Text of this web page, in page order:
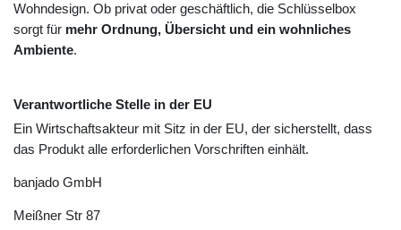
Wohndesign. Ob privat oder geschäftlich, die Schlüsselbox
sorgt für mehr Ordnung, Übersicht und ein wohnliches
Ambiente.
Verantwortliche Stelle in der EU
Ein Wirtschaftsakteur mit Sitz in der EU, der sicherstellt, dass
das Produkt alle erforderlichen Vorschriften einhält.
banjado GmbH
Meißner Str 87